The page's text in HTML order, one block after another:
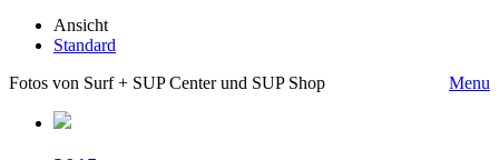
Ansicht
Standard
Fotos von Surf + SUP Center und SUP Shop
Menu